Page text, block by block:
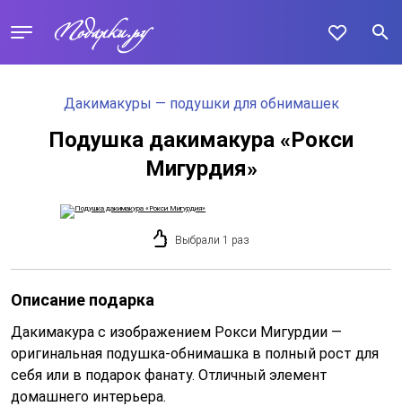
Дакимакуры — подушки для обнимашек
Подушка дакимакура «Рокси
Мигурдия»
Выбрали 1 раз
Описание подарка
Дакимакура с изображением Рокси Мигурдии —
оригинальная подушка-обнимашка в полный рост для
себя или в подарок фанату. Отличный элемент
домашнего интерьера.